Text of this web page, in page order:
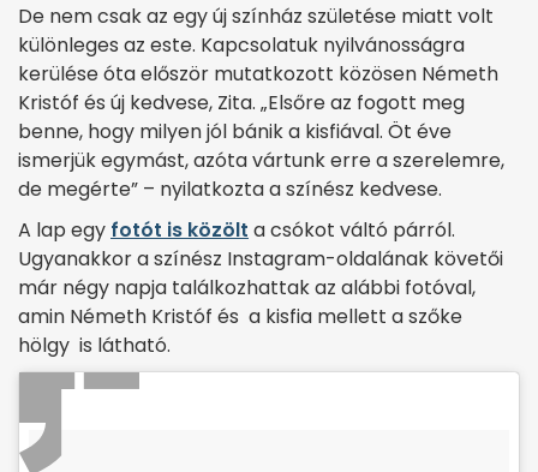
De nem csak az egy új színház születése miatt volt
különleges az este. Kapcsolatuk nyilvánosságra
kerülése óta először mutatkozott ­közösen Németh
Kristóf és új kedvese, Zita. „Elsőre az fogott meg
benne, hogy milyen jól bánik a kisfiával. Öt éve
ismerjük egymást, azóta vártunk erre a szerelemre,
de megérte” – nyilatkozta a színész kedvese.
A lap egy fotót is közölt a csókot váltó párról.
Ugyanakkor a színész Instagram-oldalának követői
már négy napja találkozhattak az alábbi fotóval,
amin Németh Kristóf és a kisfia mellett a szőke
hölgy is látható.